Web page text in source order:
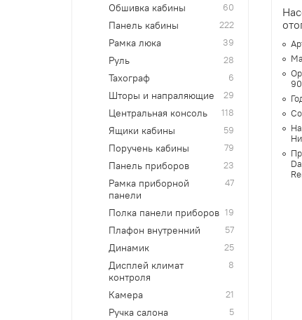
Обшивка кабины 60
Панель кабины 222
Рамка люка 39
Руль 28
Тахограф 6
Шторы и напраляющие 29
Центральная консоль 118
Ящики кабины 59
Поручень кабины 79
Панель приборов 23
Рамка приборной
панели
47
Полка панели приборов 19
Плафон внутренний 57
Динамик 25
Дисплей климат
контроля
8
Камера 21
Ручка салона 5